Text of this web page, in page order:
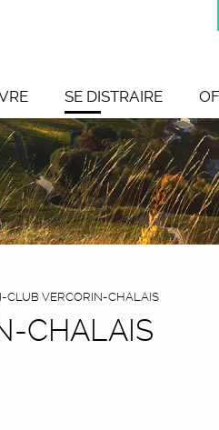
SE DISTRAIRE
CLUB VERCORIN-CHALAIS
CHALAIS